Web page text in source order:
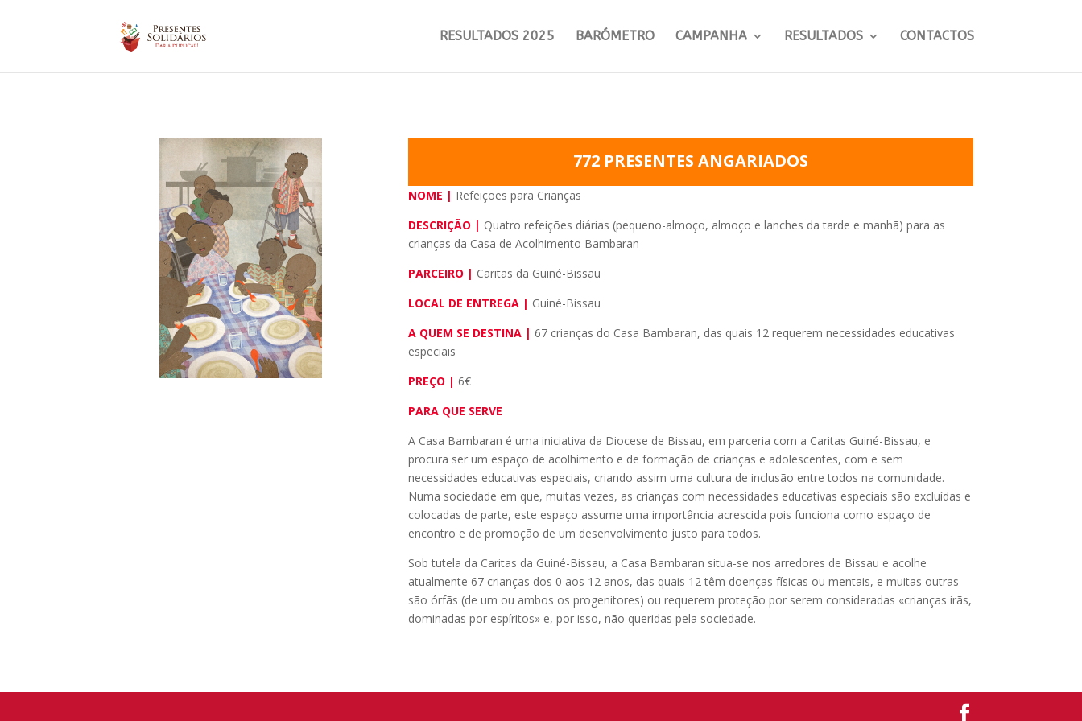
RESULTADOS 2025 BARÓMETRO CAMPANHA RESULTADOS CONTACTOS
772 PRESENTES ANGARIADOS
NOME | Refeições para Crianças
DESCRIÇÃO | Quatro refeições diárias (pequeno-almoço, almoço e lanches da tarde e manhã) para as
crianças da Casa de Acolhimento Bambaran
PARCEIRO | Caritas da Guiné-Bissau
LOCAL DE ENTREGA | Guiné-Bissau
A QUEM SE DESTINA | 67 crianças do Casa Bambaran, das quais 12 requerem necessidades educativas
especiais
PREÇO | 6€
PARA QUE SERVE
A Casa Bambaran é uma iniciativa da Diocese de Bissau, em parceria com a Caritas Guiné-Bissau, e
procura ser um espaço de acolhimento e de formação de crianças e adolescentes, com e sem
necessidades educativas especiais, criando assim uma cultura de inclusão entre todos na comunidade.
Numa sociedade em que, muitas vezes, as crianças com necessidades educativas especiais são excluídas e
colocadas de parte, este espaço assume uma importância acrescida pois funciona como espaço de
encontro e de promoção de um desenvolvimento justo para todos.
Sob tutela da Caritas da Guiné-Bissau, a Casa Bambaran situa-se nos arredores de Bissau e acolhe
atualmente 67 crianças dos 0 aos 12 anos, das quais 12 têm doenças físicas ou mentais, e muitas outras
são órfãs (de um ou ambos os progenitores) ou requerem proteção por serem consideradas «crianças irãs,
dominadas por espíritos» e, por isso, não queridas pela sociedade.